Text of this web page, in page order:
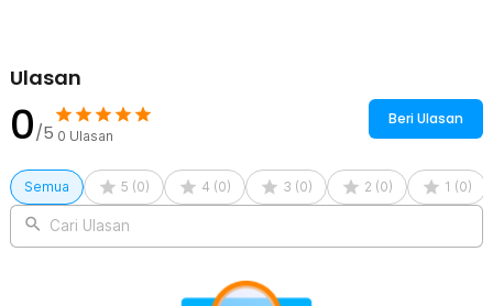
Ulasan
0/5 0 Ulasan
Beri Ulasan
Semua 5 (0) 4 (0) 3 (0) 2 (0) 1 (0)
Cari Ulasan